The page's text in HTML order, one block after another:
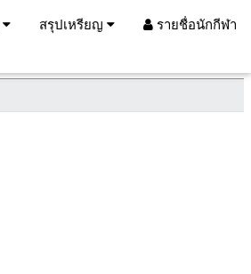
สรุปเหรียญ รายชื่อนักกีฬา